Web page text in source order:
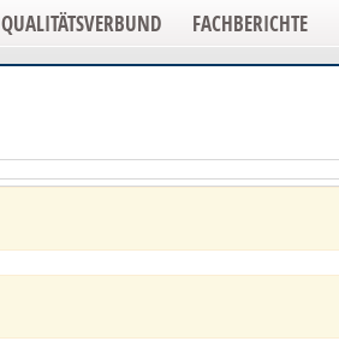
QUALITÄTSVERBUND FACHBERICHTE